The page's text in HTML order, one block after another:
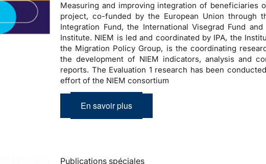
Measuring and improving integration of beneficiaries
project, co-funded by the European Union through
Integration Fund, the International Visegrad Fund
Institute. NIEM is led and coordinated by IPA, the
the Migration Policy Group, is the coordinating
the development of NIEM indicators, analysis and
reports. The Evaluation 1 research has been
effort of the NIEM consortium
En savoir plus
Publications spéciales